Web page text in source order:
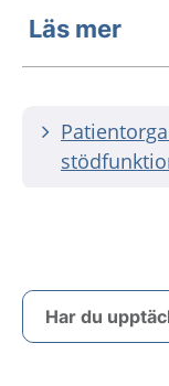
Läs mer
Har du